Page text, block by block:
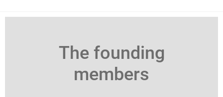
The founding
members